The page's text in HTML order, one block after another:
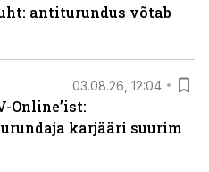
antiturundus võtab
03.08.26, 12:04
Online’ist:
karjääri suurim